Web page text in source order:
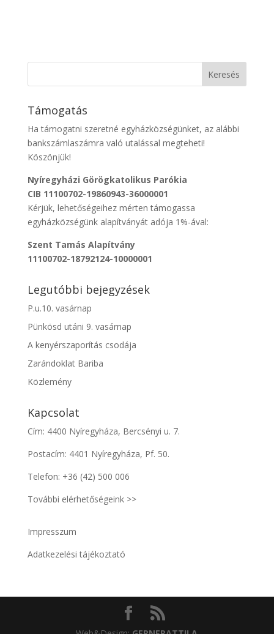
Támogatás
Ha támogatni szeretné egyházközségünket, az alábbi
bankszámlaszámra való utalással megteheti!
Köszönjük!
Nyíregyházi Görögkatolikus Parókia
CIB 11100702-19860943-36000001
Kérjük, lehetőségeihez mérten támogassa
egyházközségünk alapítványát adója 1%-ával:
Szent Tamás Alapítvány
11100702-18792124-10000001
Legutóbbi bejegyzések
P.u.10. vasárnap
Pünkösd utáni 9. vasárnap
A kenyérszaporítás csodája
Zarándoklat Bariba
Közlemény
Kapcsolat
Cím: 4400 Nyíregyháza, Bercsényi u. 7.
Postacím: 4401 Nyíregyháza, Pf. 50.
Telefon: +36 (42) 500 006
További elérhetőségeink >>
Impresszum
Adatkezelési tájékoztató